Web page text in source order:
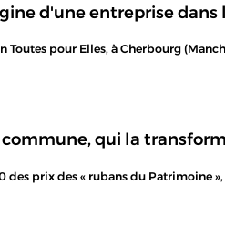
d'une entreprise dans
pour Elles, à Cherbourg
qui la
prix des « rubans du Patrimoine